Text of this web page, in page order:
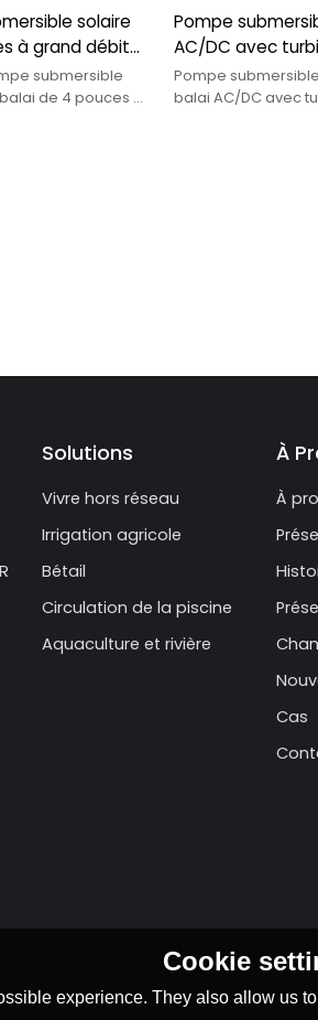
solaire
à grand débit
de
Ventes
submersible
de 4 pouces à
Pompe
AC/DC avec
plastique pompe
pouces pour
Pompe
balai AC/DC avec
Solutions
Vivre hors réseau
Irrigation agricole
Bétail
Circulation de la piscine
Aquaculture et rivière
À
À
Cas
Cookie
experience. They also allow us